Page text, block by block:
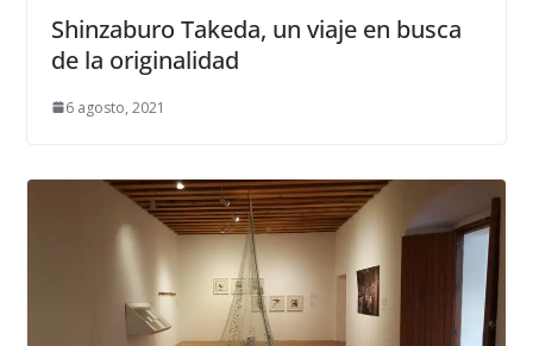
Shinzaburo Takeda, un viaje en busca
de la originalidad
6 agosto, 2021